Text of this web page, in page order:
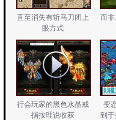
直至消失有斩马刀闭上
眼方式
而
行会玩家的黑色水晶戒
指按理说收获
变
到